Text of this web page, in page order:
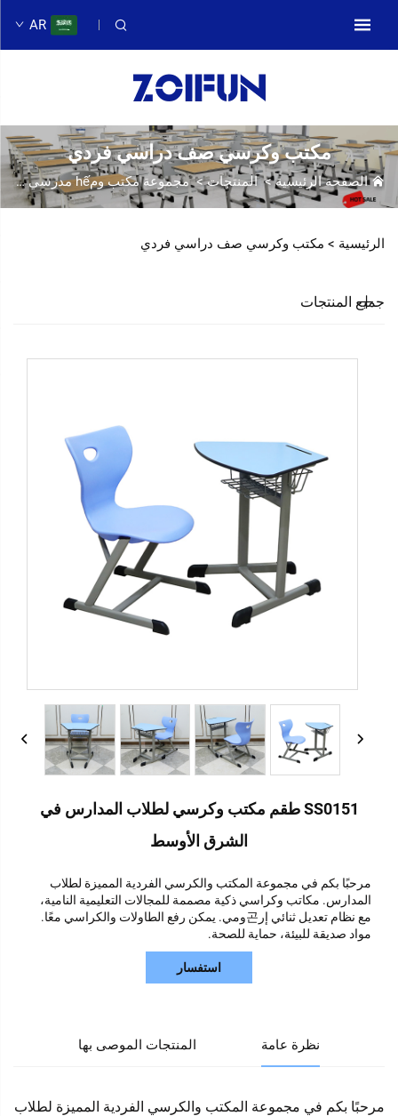
AR
مكتب وكرسي صف دراسي فردي
الصفحة الرئيسية>المنتجات>مجموعة مكتب ومhế مدرسي >
الرئيسية > مكتب وكرسي صف دراسي فردي
جميع المنتجات
SS0151 طقم مكتب وكرسي لطلاب المدارس في
الشرق الأوسط
مرحبًا بكم في مجموعة المكتب والكرسي الفردية المميزة لطلاب
المدارس. مكاتب وكراسي ذكية مصممة للمجالات التعليمية النامية،
مع نظام تعديل ثنائي إر곤ومي. يمكن رفع الطاولات والكراسي معًا.
مواد صديقة للبيئة، حماية للصحة.
استفسار
نظرة عامة المنتجات الموصى بها
مرحبًا بكم في مجموعة المكتب والكرسي الفردية المميزة لطلاب